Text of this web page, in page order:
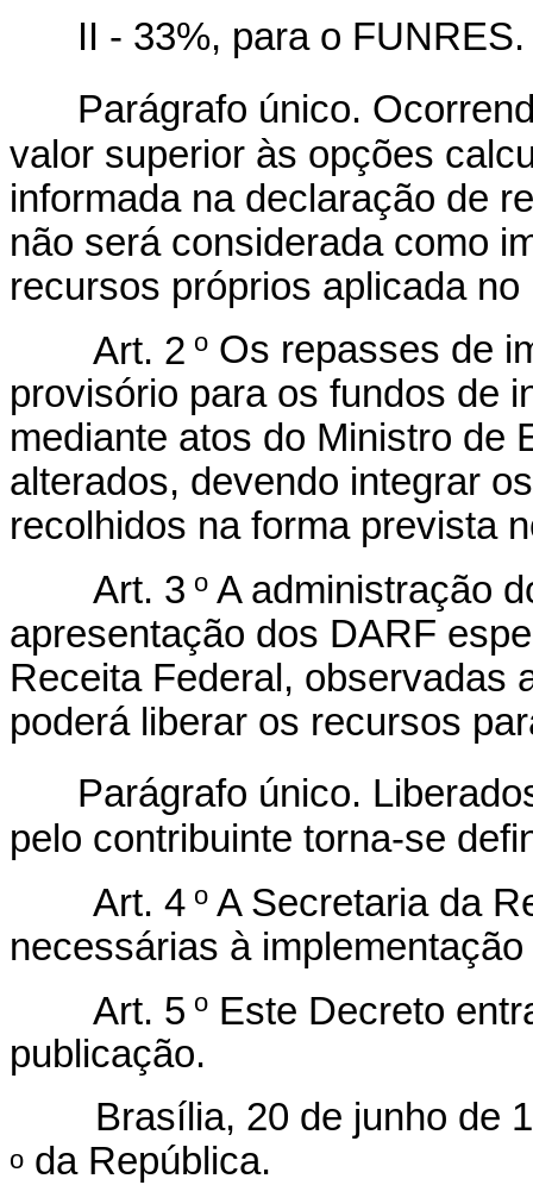
II - 33%, para o FUNRES.
Parágrafo único.
valor superior às opções
informada na declaração de
não será considerada como
recursos próprios aplicada
Art. 2 o Os repasses de
provisório para os fundos de
mediante atos do Ministro de
alterados, devendo integrar
recolhidos na forma prevista
Art. 3 o A administração
apresentação dos DARF
Receita Federal, observadas
poderá liberar os recursos
Parágrafo único.
pelo contribuinte torna-se
Art. 4 o A Secretaria da
necessárias à
Art. 5 o Este Decreto
publicação.
Brasília, 20 de junho de
o da República.